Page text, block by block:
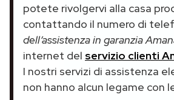
potete rivolgervi alla casa
contattando il numero di
dell’assistenza in garanzia
internet del servizio clienti
I nostri servizi di assistenza
non hanno alcun legame con